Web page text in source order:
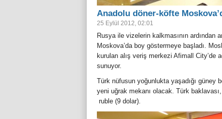
Anadolu döner-köfte
25 Eylül 2012, 02:01
Rusya ile vizelerin kalkmasının
Moskova’da boy göstermeye başladı.
kurulan alış veriş merkezi Afimall City’de
sunuyor.
Türk nüfusun yoğunlukta yaşadığı güney
yeni uğrak mekanı olacak. Türk
ruble (9 dolar).